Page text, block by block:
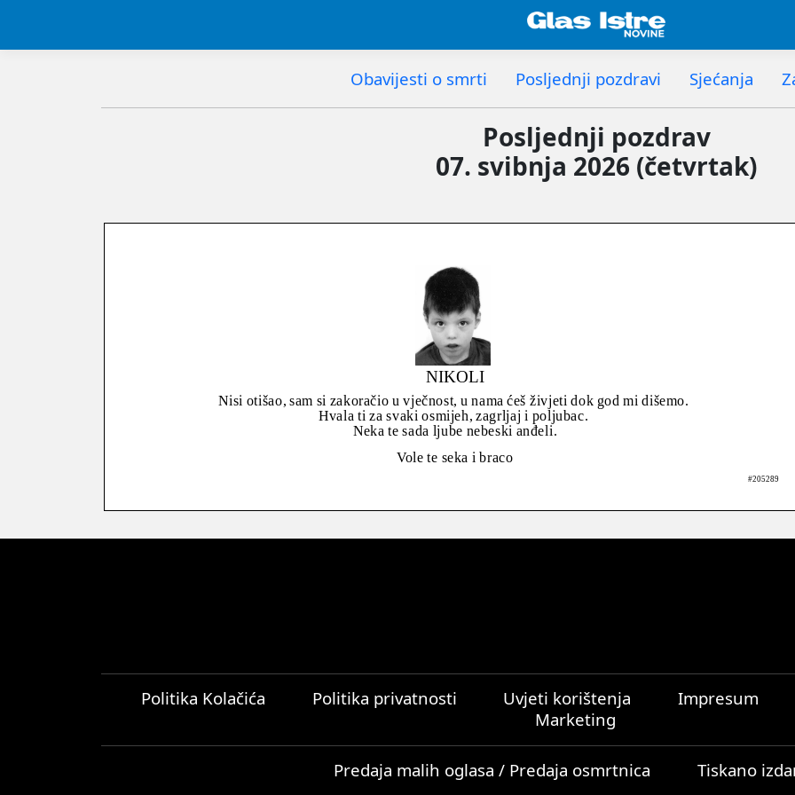
Obavijesti o smrti Posljednji pozdravi Sjećanja
Posljednji pozdrav
07. svibnja 2026 (četvrtak)
NIKOLI
Nisi otišao, sam si zakoračio u vječnost, u nama ćeš živjeti dok god mi dišemo.
Hvala ti za svaki osmijeh, zagrljaj i poljubac.
Neka te sada ljube nebeski anđeli.
Vole te seka i braco
#205289
Politika Kolačića Politika privatnosti Uvjeti korištenja Impresum
Marketing
Predaja malih oglasa / Predaja osmrtnica Tiskano